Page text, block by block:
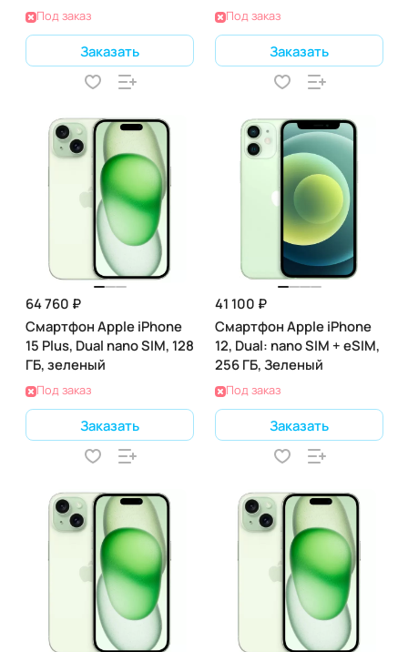
Под заказ
Заказать
Под заказ
Заказать
64 760 ₽
Смартфон Apple iPhone
15 Plus, Dual nano SIM, 128
ГБ, зеленый
Под заказ
Заказать
41 100 ₽
Смартфон Apple iPhone
12, Dual: nano SIM + eSIM,
256 ГБ, Зеленый
Под заказ
Заказать